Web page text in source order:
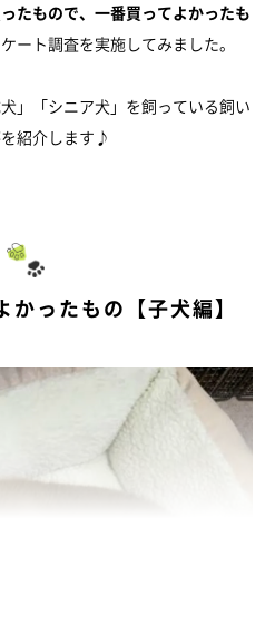
たもので、一番買ってよかったも
ート調査を実施してみました。
」「シニア犬」を飼っている飼い
紹介します♪
ったもの【子犬編】